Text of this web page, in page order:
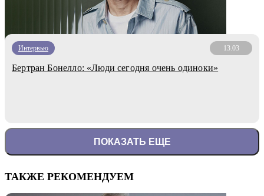
Интервью 13.03
Бертран Бонелло: «Люди сегодня очень одиноки»
ПОКАЗАТЬ ЕЩЕ
ТАКЖЕ РЕКОМЕНДУЕМ